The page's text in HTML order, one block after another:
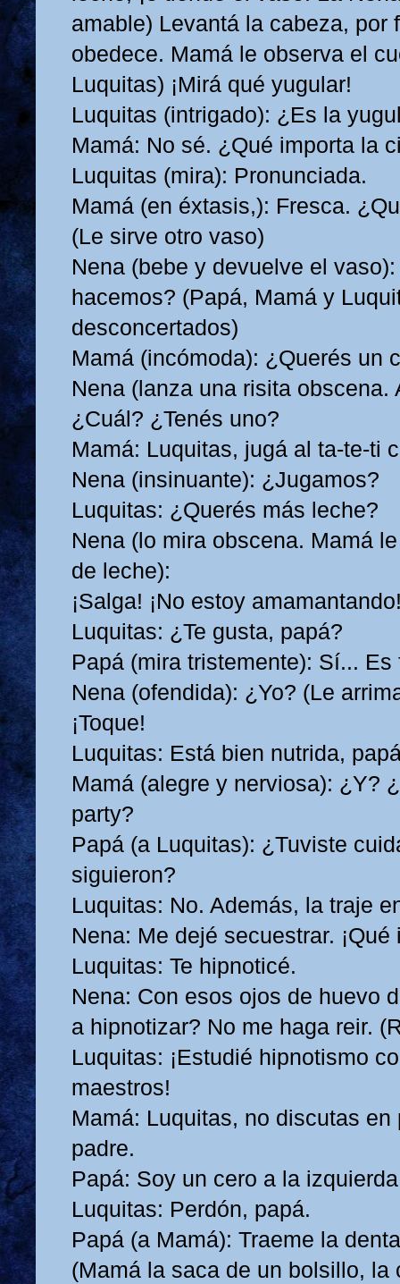
amable) Levantá la cabeza, por
obedece. Mamá le observa el
Luquitas) ¡Mirá qué yugular!
Luquitas (intrigado): ¿Es la
Mamá: No sé. ¿Qué importa la
Luquitas (mira): Pronunciada.
Mamá (en éxtasis,): Fresca.
(Le sirve otro vaso)
Nena (bebe y devuelve el
hacemos? (Papá, Mamá y
desconcertados)
Mamá (incómoda): ¿Querés un
Nena (lanza una risita obscena.
¿Cuál? ¿Tenés uno?
Mamá: Luquitas, jugá al ta-te-ti
Nena (insinuante): ¿Jugamos?
Luquitas: ¿Querés más leche?
Nena (lo mira obscena. Mamá
de leche):
¡Salga! ¡No estoy
Luquitas: ¿Te gusta, papá?
Papá (mira tristemente): Sí...
Nena (ofendida): ¿Yo? (Le
¡Toque!
Luquitas: Está bien nutrida,
Mamá (alegre y nerviosa): ¿Y?
party?
Papá (a Luquitas): ¿Tuviste
siguieron?
Luquitas: No. Además, la traje
Nena: Me dejé secuestrar.
Luquitas: Te hipnoticé.
Nena: Con esos ojos de huevo
a hipnotizar? No me haga reir.
Luquitas: ¡Estudié hipnotismo
maestros!
Mamá: Luquitas, no discutas en
padre.
Papá: Soy un cero a la
Luquitas: Perdón, papá.
Papá (a Mamá): Traeme la
(Mamá la saca de un bolsillo, la